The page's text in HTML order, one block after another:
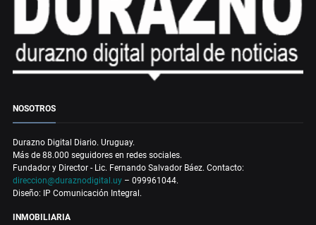
NOSOTROS
Durazno Digital Diario. Uruguay.
Más de 88.000 seguidores en redes sociales.
Fundador y Director - Lic. Fernando Salvador Báez. Contacto:
direccion@duraznodigital.uy – 099961044.
Diseño: IP Comunicación Integral.
INMOBILIARIA